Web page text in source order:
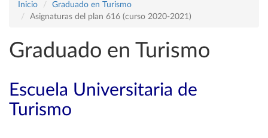
Inicio
Graduado en Turismo
Asignaturas del plan 616 (curso 2020-2021)
Graduado en Turismo
Escuela Universitaria de
Turismo